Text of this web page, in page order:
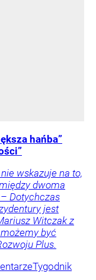
hańba”
wskazuje na to,
dwoma
Dotychczas
jest
Witczak z
być
Plus.
Tygodnik